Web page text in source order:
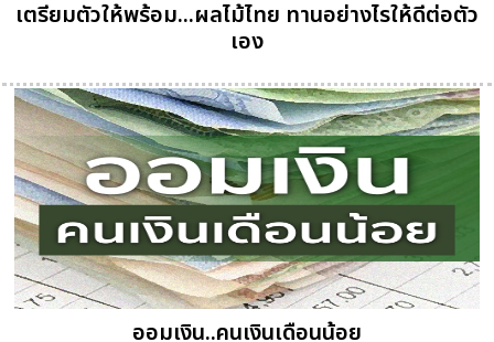
เตรียมตัวให้พร้อม...ผลไม้ไทย ทานอย่างไรให้ดีต่อตัว
เอง
ออมเงิน..คนเงินเดือนน้อย